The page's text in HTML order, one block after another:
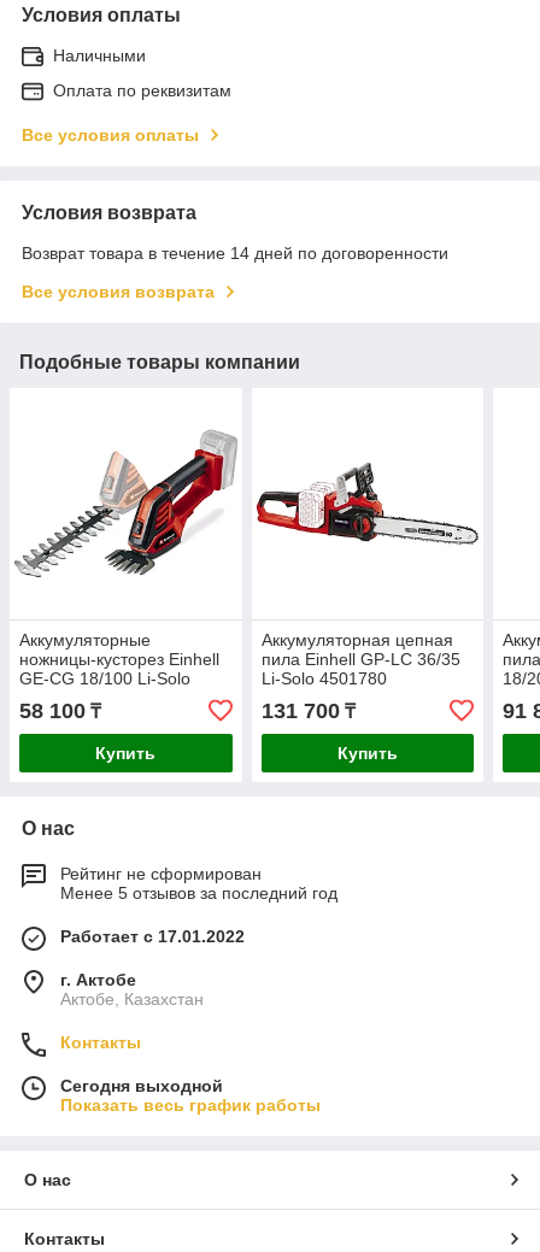
Условия оплаты
Наличными
Оплата по реквизитам
Все условия оплаты
Условия возврата
Возврат товара в течение 14 дней по договоренности
Все условия возврата
Подобные товары компании
Аккумуляторные
ножницы-кусторез Einhell
GE-CG 18/100 Li-Solo
58 100 ₸
Купить
Аккумуляторная цепная
пила Einhell GP-LC 36/35
Li-Solo 4501780
131 700₸
Купить
18/
91
О нас
Рейтинг не сформирован
Менее 5 отзывов за последний год
Работает с 17.01.2022
г. Актобе
Актобе, Казахстан
Контакты
Сегодня выходной
Показать весь график работы
О нас
Контакты